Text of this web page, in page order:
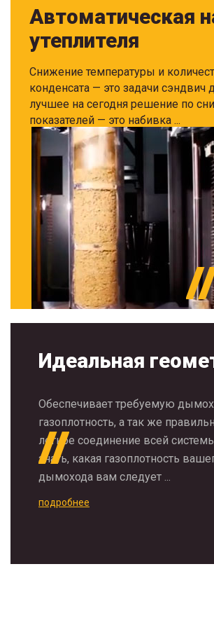
Автоматическая
утеплителя
Снижение температуры и
конденсата — это задачи
лучшее на сегодня решение по
показателей — это набивка ...
Идеальная
Обеспечивает требуемую
газоплотность, а так же
легкое соединение всей
знать, какая газоплотность
дымохода вам следует ...
подробнее